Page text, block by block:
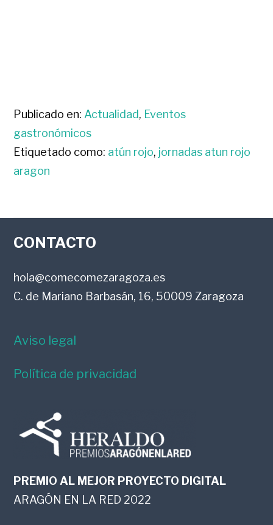
Publicado en: Actualidad, Eventos
gastronómicos
Etiquetado como: atún rojo, jornadas atun rojo
aragon
FOOTER
CONTACTO
hola@comecomezaragoza.es
C. de Mariano Barbasán, 16, 50009 Zaragoza
Aviso legal
Política de privacidad
PREMIO AL MEJOR PROYECTO DIGITAL
ARAGÓN EN LA RED 2022